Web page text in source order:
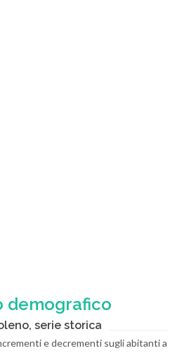
demografico
serie storica
e decrementi sugli abitanti a